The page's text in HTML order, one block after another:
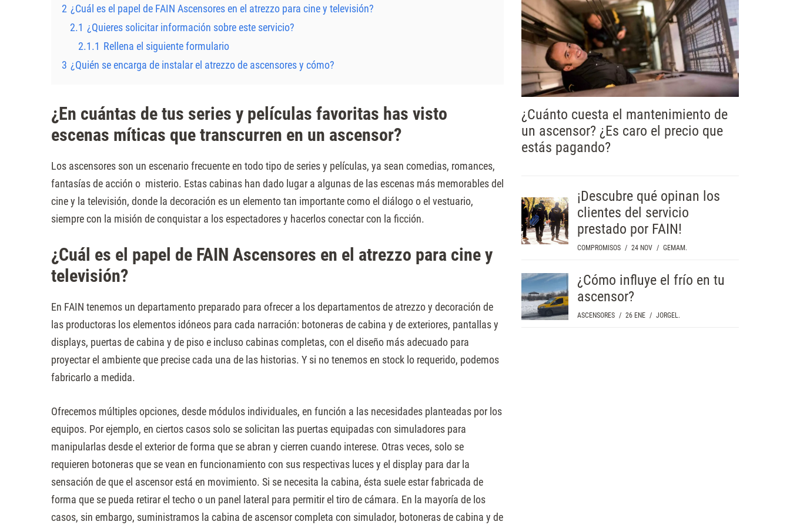
2 ¿Cuál es el papel de FAIN Ascensores en el atrezzo para cine y televisión?
2.1 ¿Quieres solicitar información sobre este servicio?
2.1.1 Rellena el siguiente formulario
3 ¿Quién se encarga de instalar el atrezzo de ascensores y cómo?
¿En cuántas de tus series y películas favoritas has visto
escenas míticas que transcurren en un ascensor?
Los ascensores son un escenario frecuente en todo tipo de series y películas, ya sean comedias, romances,
fantasías de acción o misterio. Estas cabinas han dado lugar a algunas de las escenas más memorables del
cine y la televisión, donde la decoración es un elemento tan importante como el diálogo o el vestuario,
siempre con la misión de conquistar a los espectadores y hacerlos conectar con la ficción.
¿Cuál es el papel de FAIN Ascensores en el atrezzo para cine y
televisión?
En FAIN tenemos un departamento preparado para ofrecer a los departamentos de atrezzo y decoración de
las productoras los elementos idóneos para cada narración: botoneras de cabina y de exteriores, pantallas y
displays, puertas de cabina y de piso e incluso cabinas completas, con el diseño más adecuado para
proyectar el ambiente que precise cada una de las historias. Y si no tenemos en stock lo requerido, podemos
fabricarlo a medida.
Ofrecemos múltiples opciones, desde módulos individuales, en función a las necesidades planteadas por los
equipos. Por ejemplo, en ciertos casos solo se solicitan las puertas equipadas con simuladores para
manipularlas desde el exterior de forma que se abran y cierren cuando interese. Otras veces, solo se
requieren botoneras que se vean en funcionamiento con sus respectivas luces y el display para dar la
sensación de que el ascensor está en movimiento. Si se necesita la cabina, ésta suele estar fabricada de
forma que se pueda retirar el techo o un panel lateral para permitir el tiro de cámara. En la mayoría de los
casos, sin embargo, suministramos la cabina de ascensor completa con simulador, botoneras de cabina y de
¿Cuánto cuesta el mantenimiento de
un ascensor? ¿Es caro el precio que
estás pagando?
¡Descubre qué opinan los
clientes del servicio
prestado por FAIN!
COMPROMISOS / 24 NOV / GEMAM.
¿Cómo influye el frío en tu
ascensor?
ASCENSORES / 26 ENE / JORGEL.